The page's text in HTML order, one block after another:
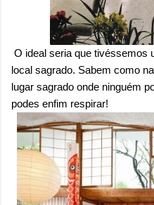
O ideal seria que tivéssemos
local sagrado. Sabem como
lugar sagrado onde ninguém
podes enfim respirar!